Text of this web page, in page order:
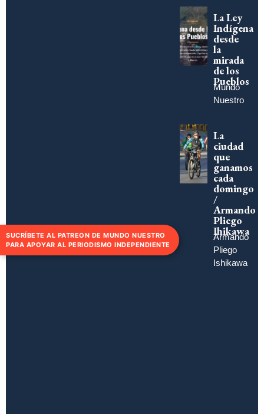
La Ley
Indígena
desde
la
mirada
de los
Pueblos
Mundo
Nuestro
La
ciudad
que
ganamos
cada
domingo
/
Armando
Pliego
Ihikawa
Armando
Pliego
Ishikawa
SUCRÍBETE AL PATREON DE MUNDO NUESTRO
PARA APOYAR AL PERIODISMO INDEPENDIENTE